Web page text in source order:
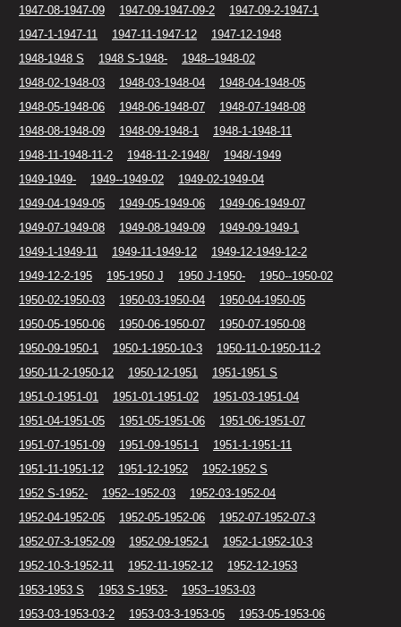
1947-08-1947-09
1947-09-1947-09-2
1947-09-2-1947-1
1947-1-1947-11
1947-11-1947-12
1947-12-1948
1948-1948 S
1948 S-1948-
1948--1948-02
1948-02-1948-03
1948-03-1948-04
1948-04-1948-05
1948-05-1948-06
1948-06-1948-07
1948-07-1948-08
1948-08-1948-09
1948-09-1948-1
1948-1-1948-11
1948-11-1948-11-2
1948-11-2-1948/
1948/-1949
1949-1949-
1949--1949-02
1949-02-1949-04
1949-04-1949-05
1949-05-1949-06
1949-06-1949-07
1949-07-1949-08
1949-08-1949-09
1949-09-1949-1
1949-1-1949-11
1949-11-1949-12
1949-12-1949-12-2
1949-12-2-195
195-1950 J 1950 J-1950-
1950--1950-02
1950-02-1950-03
1950-03-1950-04
1950-04-1950-05
1950-05-1950-06
1950-06-1950-07
1950-07-1950-08
1950-09-1950-1
1950-1-1950-10-3
1950-11-0-1950-11-2
1950-11-2-1950-12
1950-12-1951
1951-1951 S
1951-0-1951-01
1951-01-1951-02
1951-03-1951-04
1951-04-1951-05
1951-05-1951-06
1951-06-1951-07
1951-07-1951-09
1951-09-1951-1
1951-1-1951-11
1951-11-1951-12
1951-12-1952
1952-1952 S
1952 S-1952-
1952--1952-03
1952-03-1952-04
1952-04-1952-05
1952-05-1952-06
1952-07-1952-07-3
1952-07-3-1952-09
1952-09-1952-1
1952-1-1952-10-3
1952-10-3-1952-11
1952-11-1952-12
1952-12-1953
1953-1953 S
1953 S-1953-
1953--1953-03
1953-03-1953-03-2
1953-03-3-1953-05 1953-05-1953-06